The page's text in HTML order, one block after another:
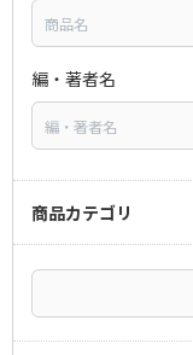
編・著者名
商品カテゴリ